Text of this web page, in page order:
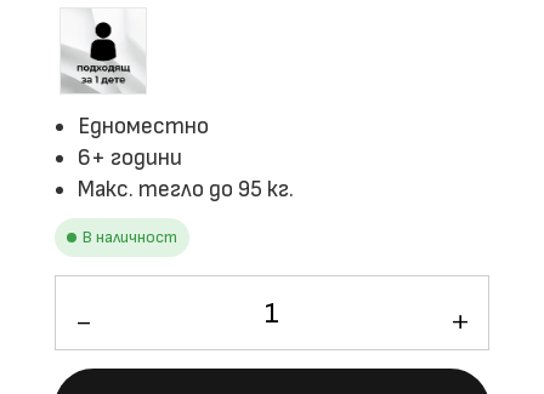
Едноместно
6+ години
Макс. тегло до 95 кг.
В наличност
Детски
Бензинов